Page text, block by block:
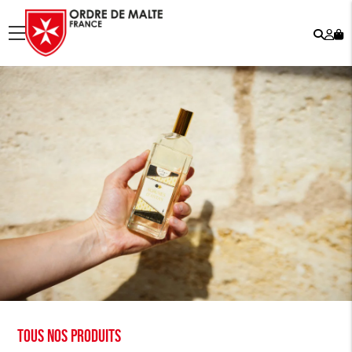
menu
Tous nos produits